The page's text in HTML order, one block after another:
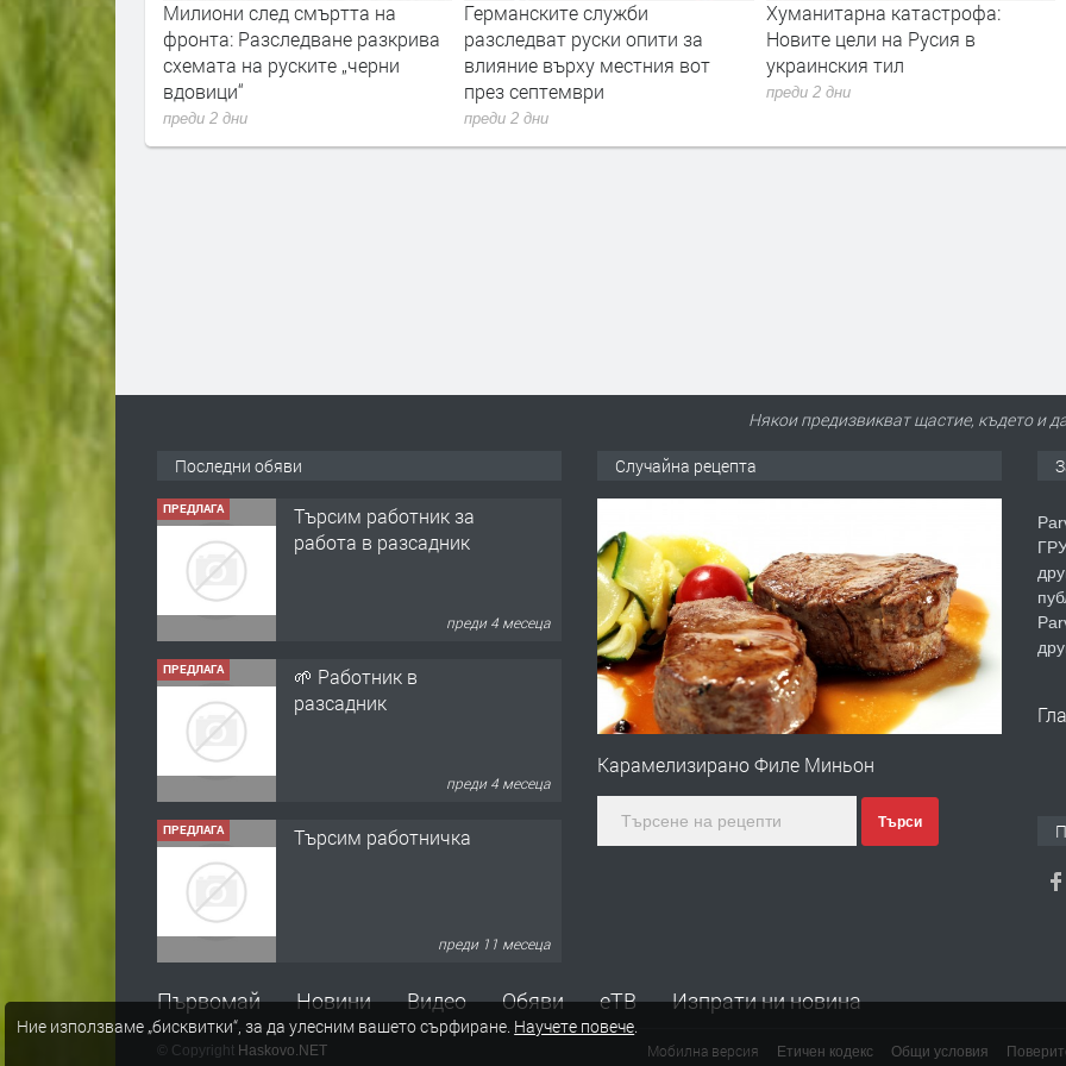
след смъртта на
Разследване разкрива
на руските „черни
Германските служби
разследват руски опити за
влияние върху местния вот
Хуманитарна катастрофа:
Новите цели на Русия в
украинския тил
преди 2 дни
Дрон с експлозив е
летището в Лайпциг
преди 2 дни
Някои предизвикват щастие, където и
Последни обяви
преди 4 месеца
ПРЕДЛАГА
ПРЕДЛАГА
преди 11 месеца
ПРЕДЛАГА
матраци за спални.
преди 1 година
ПРЕДЛАГА Работа за общи
Случайна рецепта
Карамелизирано Филе Миньон
Търси
Първомай Новини Видео Обяви еТВ Изпрати ни новина
© Copyright Haskovo.NET Мобилна версия Етичен кодекс Общи условия
Ние използваме „бисквитки“, за да улесним вашето сърфиране. Научете повече.